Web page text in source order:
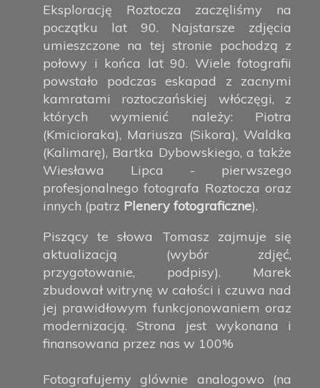
Eksplorację Roztocza zaczęliśmy na
początku lat 90. Najstarsze zdjęcia
umieszczone na tej stronie pochodzą z
połowy i końca lat 90. Wiele fotografii
powstało podczas eskapad z zacnymi
kamratami roztoczańskiej włóczęgi, z
których wymienić należy: Piotra
(Kmicioraka), Mariusza (Sikora), Waldka
(Kalimarę), Bartka Dybowskiego, a także
Wiesława Lipca - pierwszego
profesjonalnego fotografa Roztocza oraz
innych (patrz Plenery fotograficzne).
Piszący te słowa Tomasz zajmuje się
aktualizacją (wybór zdjęć,
przygotowanie, podpisy). Marek
zbudował witrynę w całości i czuwa nad
jej prawidłowym funkcjonowaniem oraz
modernizacją. Strona jest wykonana i
finansowana przez nas w 100%
Fotografujemy glównie analogowo (na